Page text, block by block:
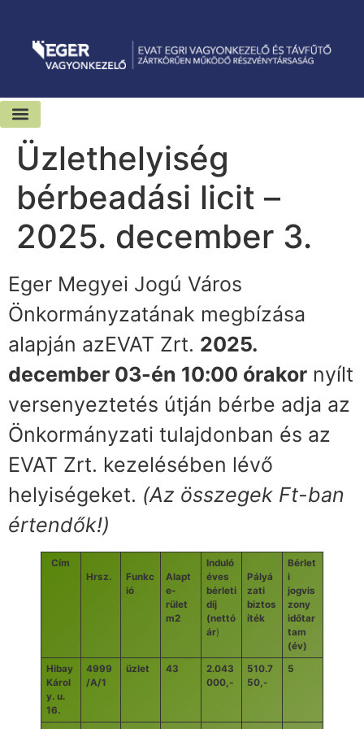
Üzlethelyiség
bérbeadási licit –
2025. december 3.
Eger Megyei Jogú Város
Önkormányzatának megbízása
alapján azEVAT Zrt. 2025.
december 03-én 10:00 órakor nyílt
versenyeztetés útján bérbe adja az
Önkormányzati tulajdonban és az
EVAT Zrt. kezelésében lévő
helyiségeket. (Az összegek Ft-ban
értendők!)
Cím
Hrsz.
Funkc
ió
Alapt
e-
rület
m2
Induló
éves
bérleti
díj
(nettó
ár)
Pályá
zati
biztos
íték
Bérlet
i
jogvis
zony
időtar
tam
(év)
Hibay
Károl
y. u.
16.
4999
/A/1
üzlet 43
2.043
000,-
510.7
50,-
5